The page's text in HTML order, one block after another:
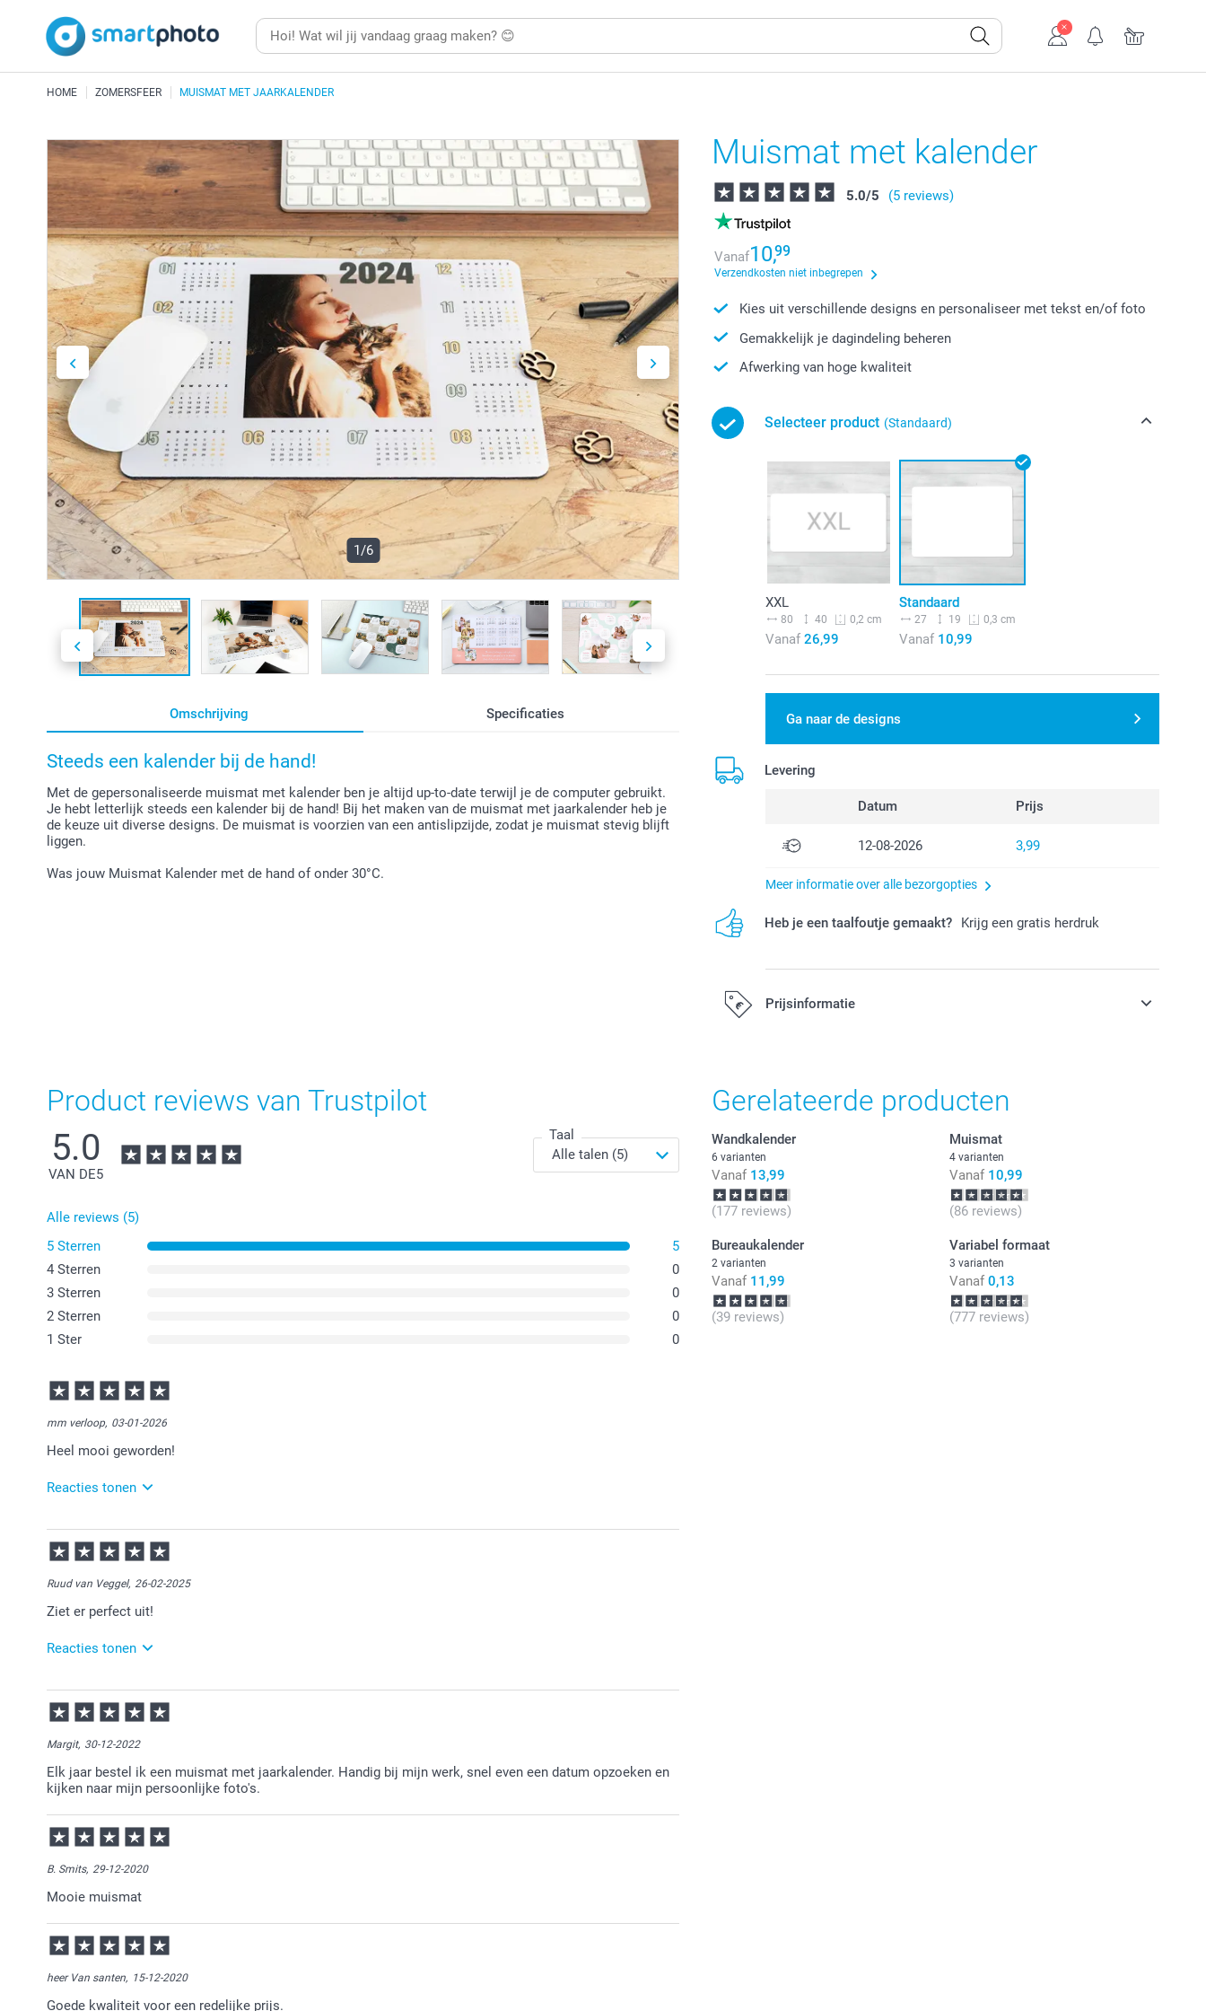
HOME ZOMERSFEER MUISMAT MET JAARKALENDER
1/6
Omschrijving Specificaties
Steeds een kalender bij de hand!
Met de gepersonaliseerde muismat met kalender ben je altijd up-to-date terwijl je de computer gebruikt.
Je hebt letterlijk steeds een kalender bij de hand! Bij het maken van de muismat met jaarkalender heb je
de keuze uit diverse designs. De muismat is voorzien van een antislipzijde, zodat je muismat stevig blijft
liggen.
Was jouw Muismat Kalender met de hand of onder 30°C.
Muismat met kalender
5.0/5 (5 reviews)
Vanaf10,99
Verzendkosten niet inbegrepen
Kies uit verschillende designs en personaliseer met tekst en/of foto
Gemakkelijk je dagindeling beheren
Afwerking van hoge kwaliteit
Selecteer product (Standaard)
XXL
80 40 0,2 cm
Vanaf 26,99
Standaard
27 19 0,3 cm
Vanaf 10,99
Ga naar de designs
Levering
Datum Prijs
12-08-2026 3,99
Meer informatie over alle bezorgopties
Heb je een taalfoutje gemaakt? Krijg een gratis herdruk
Prijsinformatie
Product reviews van Trustpilot
5.0
VAN DE5
Taal
Alle reviews (5)
5 Sterren
5
4 Sterren
0
3 Sterren
0
2 Sterren
0
1 Ster
0
mm verloop, 03-01-2026
Heel mooi geworden!
Reacties tonen
05-01-2026
15:04
Fijn dat het zo mooi is geworden!
Ruud van Veggel, 26-02-2025
Ziet er perfect uit!
Reacties tonen
27-02-2025
12:15
Bedankt voor je review. Fijn om te horen dat je je muismat naar tevredenheid hebt ontvangen. Heel
veel plezier ervan en we zien je graag nog eens terug.
Margit, 30-12-2022
Elk jaar bestel ik een muismat met jaarkalender. Handig bij mijn werk, snel even een datum opzoeken en
kijken naar mijn persoonlijke foto's.
B. Smits, 29-12-2020
Mooie muismat
heer Van santen, 15-12-2020
Goede kwaliteit voor een redelijke prijs.
Gerelateerde producten
Wandkalender
6 varianten
Vanaf 13,99
(177 reviews)
Muismat
4 varianten
Vanaf 10,99
(86 reviews)
Bureaukalender
2 varianten
Vanaf 11,99
(39 reviews)
Variabel formaat
3 varianten
Vanaf 0,13
(777 reviews)